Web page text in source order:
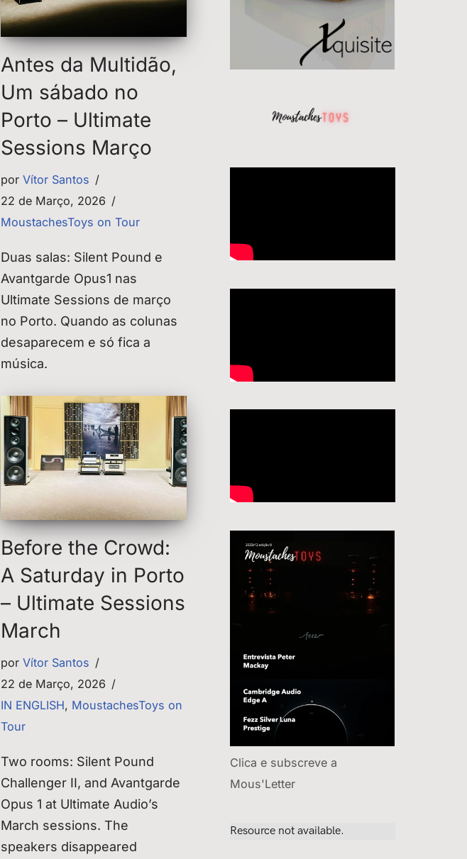
Antes da Multidão,
Um sábado no
Porto – Ultimate
Sessions Março
por Vítor Santos
22 de Março, 2026
MoustachesToys on Tour
Duas salas: Silent Pound e
Avantgarde Opus1 nas
Ultimate Sessions de março
no Porto. Quando as colunas
desaparecem e só fica a
música.
Before the Crowd:
A Saturday in Porto
– Ultimate Sessions
March
por Vítor Santos
22 de Março, 2026
IN ENGLISH, MoustachesToys on
Tour
Two rooms: Silent Pound
Challenger II, and Avantgarde
Opus 1 at Ultimate Audio’s
March sessions. The
speakers disappeared
Clica e subscreve a
Mous'Letter